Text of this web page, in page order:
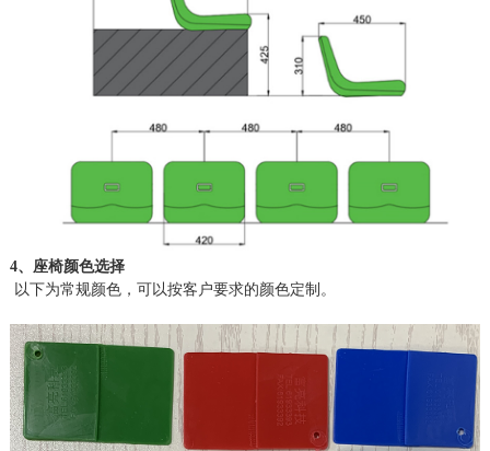
4、座椅颜色选择
以下为常规颜色，可以按客户要求的颜色定制。